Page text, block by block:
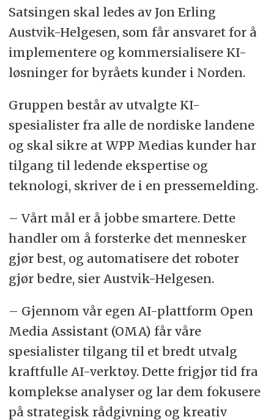
Satsingen skal ledes av Jon Erling
Austvik-Helgesen, som får ansvaret for å
implementere og kommersialisere KI-
løsninger for byråets kunder i Norden.
Gruppen består av utvalgte KI-
spesialister fra alle de nordiske landene
og skal sikre at WPP Medias kunder har
tilgang til ledende ekspertise og
teknologi, skriver de i en pressemelding.
– Vårt mål er å jobbe smartere. Dette
handler om å forsterke det mennesker
gjør best, og automatisere det roboter
gjør bedre, sier Austvik-Helgesen.
– Gjennom vår egen AI-plattform Open
Media Assistant (OMA) får våre
spesialister tilgang til et bredt utvalg
kraftfulle AI-verktøy. Dette frigjør tid fra
komplekse analyser og lar dem fokusere
på strategisk rådgivning og kreativ